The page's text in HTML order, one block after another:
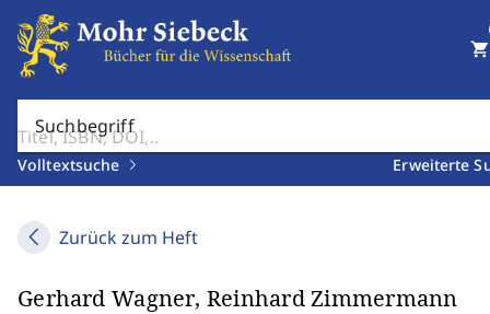
Suchbegriff
Volltextsuche Erweiterte
shopping_cart
Zurück zum Heft
Gerhard Wagner, Reinhard Zimmermann